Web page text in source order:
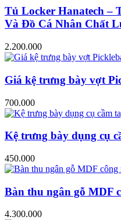
Tủ Locker Hanatech –
Và Đồ Cá Nhân Chất
2.200.000
Giá kệ trưng bày vợt
700.000
Kệ trưng bày dụng cụ
450.000
Bàn thu ngân gỗ MDF
4.300.000